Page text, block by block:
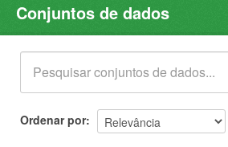
Conjuntos de dados
Organizações
Grupos
Sobre
Conjuntos de dados
Ordenar por